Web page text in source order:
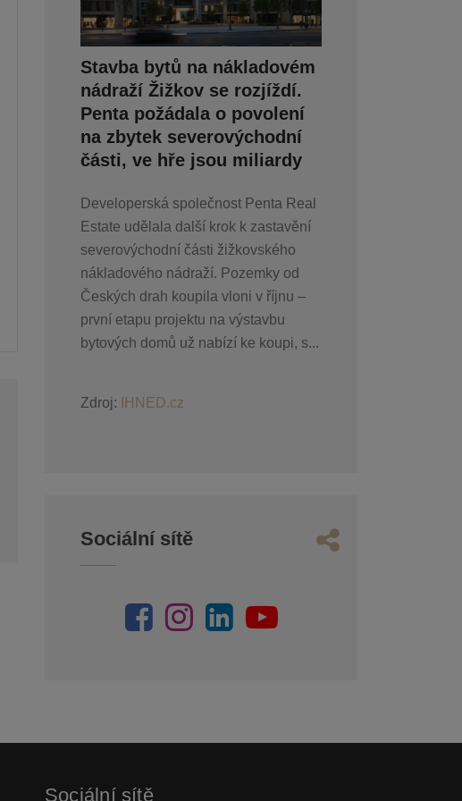
Stavba bytů na nákladovém
nádraží Žižkov se rozjíždí.
Penta požádala o povolení
na zbytek severovýchodní
části, ve hře jsou miliardy
Developerská společnost Penta Real
Estate udělala další krok k zastavění
severovýchodní části žižkovského
nákladového nádraží. Pozemky od
Českých drah koupila vloni v říjnu –
první etapu projektu na výstavbu
bytových domů už nabízí ke koupi, s...
Zdroj: IHNED.cz
Sociální sítě
Sociální sítě